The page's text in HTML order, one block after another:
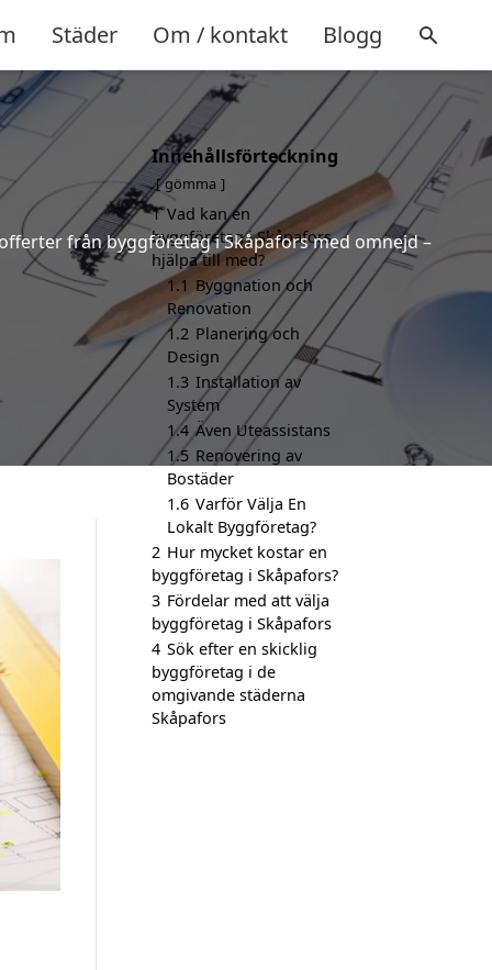
Städer Om / kontakt Blogg
från byggföretag i Skåpafors med omnejd –
Innehållsförteckning
gömma
1 Vad kan en
byggföretag i Skåpafors
hjälpa till med?
1.1 Byggnation och
Renovation
1.2 Planering och
Design
1.3 Installation av
System
1.4 Även Uteassistans
1.5 Renovering av
Bostäder
1.6 Varför Välja En
Lokalt Byggföretag?
2 Hur mycket kostar en
byggföretag i Skåpafors?
3 Fördelar med att välja
byggföretag i Skåpafors
4 Sök efter en skicklig
byggföretag i de
omgivande städerna
Skåpafors